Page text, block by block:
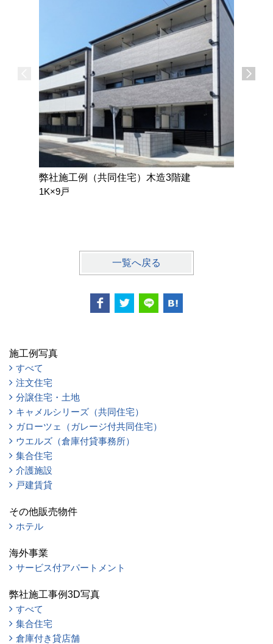
弊社施工例（共同住宅）木造3階建
1K×9戸
一覧へ戻る
施工例写真
すべて
注文住宅
分譲住宅・土地
キャメルシリーズ（共同住宅）
ガローツェ（ガレージ付共同住宅）
ウエルズ（倉庫付貸事務所）
集合住宅
介護施設
戸建賃貸
その他販売物件
ホテル
海外事業
サービス付アパートメント
弊社施工事例3D写真
すべて
集合住宅
倉庫付き貸店舗